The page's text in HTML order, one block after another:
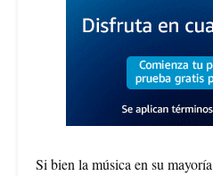
Si bien la música en su